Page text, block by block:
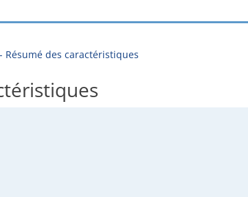
Résumé des caractéristiques